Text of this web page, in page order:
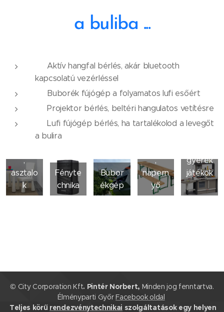
a buliba ...
✅ Aktív hangfal bérlés, akár bluetooth
kapcsolatú vezérléssel
✅ Buborék fújógép a folyamatos lufi esőért
✅ Projektor bérlés, beltéri hangulatos vetítésre
✅ Lufi fújógép bérlés, ha tartalékolod a levegőt
a bulira
Gyere
,
asztalo
k
Fényte
chnika
Bubor
ékgép
Party
,
napern
yő
gyerek
játékok
© City Corporation Kft. Pintér Norbert, Minden jog fenntartva.
Élményparti Győr Facebook oldal
Teljes körű rendezvénytechnikai szolgáltatások egy helyen